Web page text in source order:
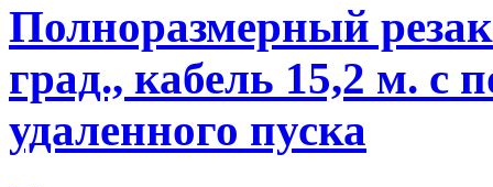
Полноразмерный
град., кабель 15,2 м. с
удаленного пуска